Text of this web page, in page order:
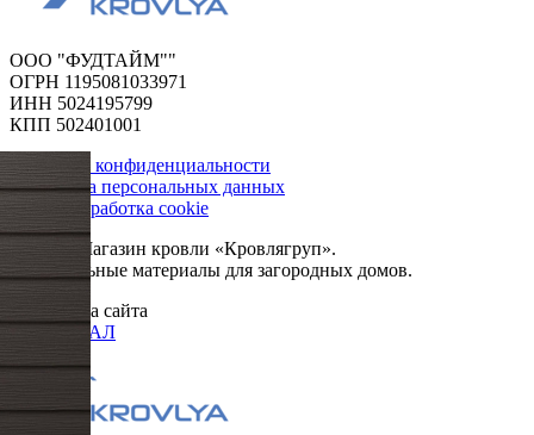
ООО "ФУДТАЙМ""
ОГРН 1195081033971
ИНН 5024195799
КПП 502401001
Политика конфиденциальности
Обработка персональных данных
Сбор и обработка cookie
© 2026. Магазин кровли «Кровлягруп».
Строительные материалы для загородных домов.
Разработка сайта
ОРИГИНАЛ